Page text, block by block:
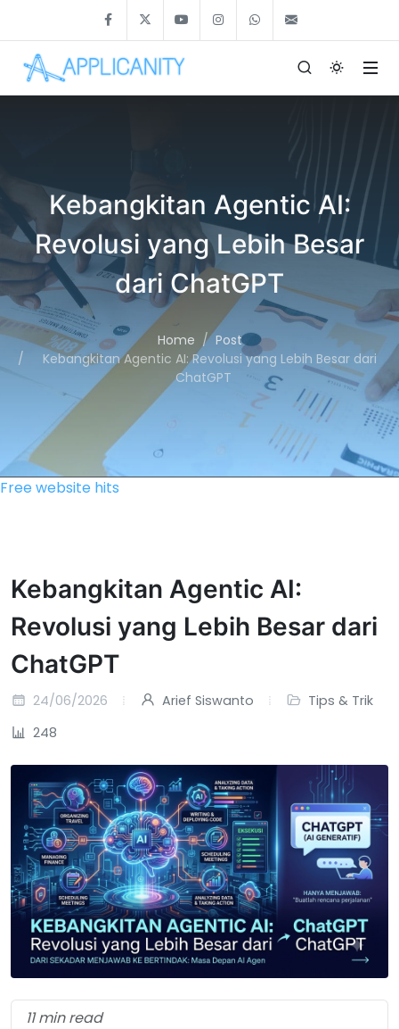
Kebangkitan Agentic AI:
Revolusi yang Lebih Besar
dari ChatGPT
Home
Post
Kebangkitan Agentic AI: Revolusi yang Lebih Besar dari
ChatGPT
Free website hits
Kebangkitan Agentic AI:
Revolusi yang Lebih Besar dari
ChatGPT
24/06/2026 Arief Siswanto
Tips & Trik
248
11 min read